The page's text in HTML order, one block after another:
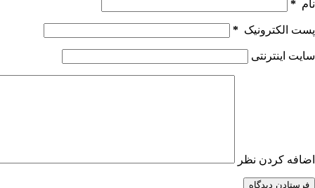
نام *
پست الکترونیک *
سایت اینترنتی
اضافه کردن نظر
فرستادن دیدگاه